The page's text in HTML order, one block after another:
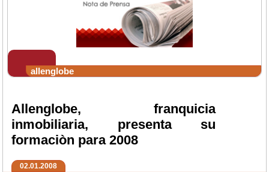
allenglobe
Allenglobe, franquicia
inmobiliaria, presenta su
formaciòn para 2008
02.01.2008